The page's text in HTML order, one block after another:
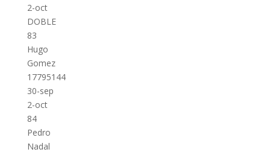
2-oct
DOBLE
83
Hugo
Gomez
17795144
30-sep
2-oct
84
Pedro
Nadal